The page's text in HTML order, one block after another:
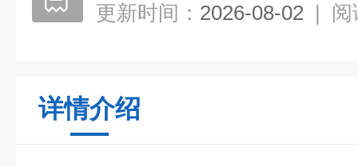
更新时间： 2026-08-02 | 阅
详情介绍